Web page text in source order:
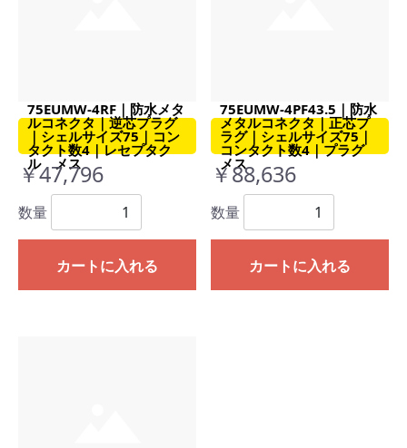
75EUMW-4RF｜防水メタ
ルコネクタ｜逆芯プラグ
｜シェルサイズ75｜コン
タクト数4｜レセプタク
ル メス
￥47,796
数量
カートに入れる
75EUMW-4PF43.5｜防水
メタルコネクタ｜正芯プ
ラグ｜シェルサイズ75｜
コンタクト数4｜プラグ
メス
￥88,636
数量
カートに入れる